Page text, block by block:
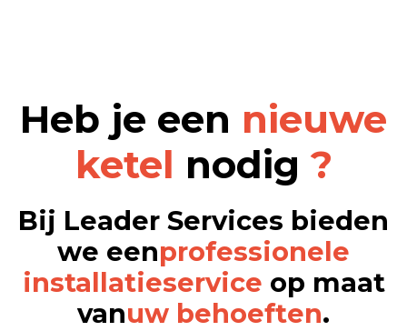
Heb je een nieuwe
ketel nodig ?
Bij Leader Services bieden
we eenprofessionele
installatieservice op maat
vanuw behoeften.